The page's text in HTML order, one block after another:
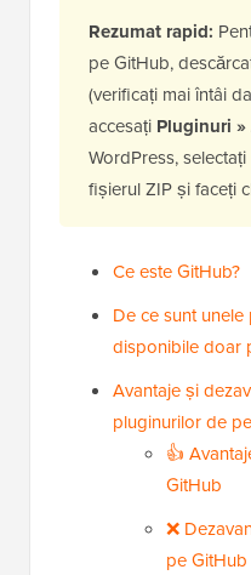
Rezumat rapid:
pe GitHub,
(verificați mai întâi
accesați Pluginuri
WordPress,
fișierul ZIP și faceți
Ce este GitHub?
De ce sunt
disponibile doar
Avantaje și
pluginurilor de
👍
GitHub
❌
pe GitHub